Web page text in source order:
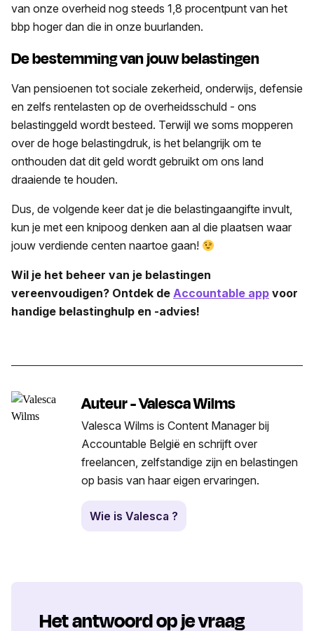
van onze overheid nog steeds 1,8 procentpunt van het
bbp hoger dan die in onze buurlanden.
De bestemming van jouw belastingen
Van pensioenen tot sociale zekerheid, onderwijs, defensie
en zelfs rentelasten op de overheidsschuld - ons
belastinggeld wordt besteed. Terwijl we soms mopperen
over de hoge belastingdruk, is het belangrijk om te
onthouden dat dit geld wordt gebruikt om ons land
draaiende te houden.
Dus, de volgende keer dat je die belastingaangifte invult,
kun je met een knipoog denken aan al die plaatsen waar
jouw verdiende centen naartoe gaan!
Wil je het beheer van je belastingen
vereenvoudigen? Ontdek de Accountable app voor
handige belastinghulp en -advies!
Auteur - Valesca Wilms
Valesca Wilms is Content Manager bij
Accountable België en schrijft over
freelancen, zelfstandige zijn en belastingen
op basis van haar eigen ervaringen.
Wie is Valesca ?
Het antwoord op je vraag